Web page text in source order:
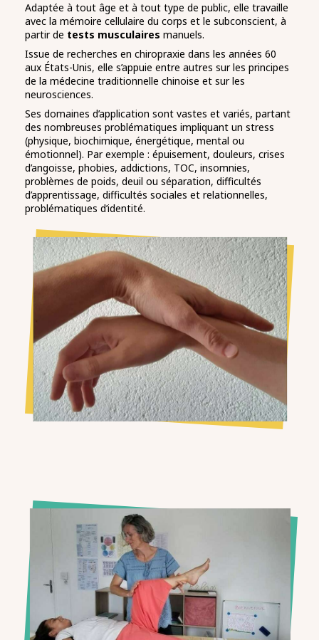
Adaptée à tout âge et à tout type de public, elle travaille
avec la mémoire cellulaire du corps et le subconscient, à
partir de tests musculaires manuels.
Issue de recherches en chiropraxie dans les années 60
aux États-Unis, elle s’appuie entre autres sur les principes
de la médecine traditionnelle chinoise et sur les
neurosciences.
Ses domaines d’application sont vastes et variés, partant
des nombreuses problématiques impliquant un stress
(physique, biochimique, énergétique, mental ou
émotionnel). Par exemple : épuisement, douleurs, crises
d’angoisse, phobies, addictions, TOC, insomnies,
problèmes de poids, deuil ou séparation, difficultés
d’apprentissage, difficultés sociales et relationnelles,
problématiques d’identité.